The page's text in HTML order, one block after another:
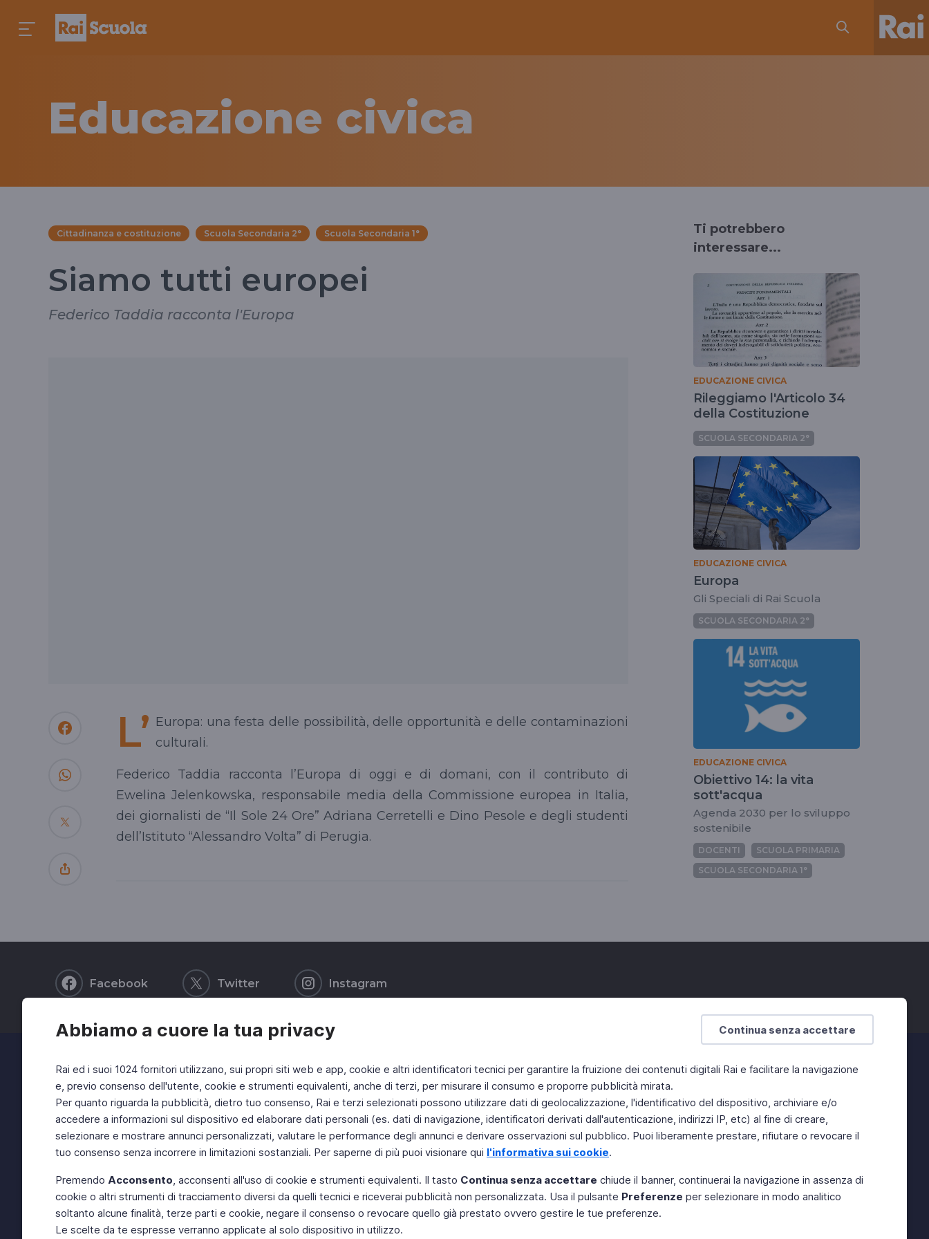
Continua senza accettare
Abbiamo a cuore la tua privacy
Rai ed i suoi 1024 fornitori utilizzano, sui propri siti web e app, cookie e altri identificatori tecnici per garantire la fruizione dei contenuti digitali Rai e facilitare la navigazione
e, previo consenso dell'utente, cookie e strumenti equivalenti, anche di terzi, per misurare il consumo e proporre pubblicità mirata.
Per quanto riguarda la pubblicità, dietro tuo consenso, Rai e terzi selezionati possono utilizzare dati di geolocalizzazione, l'identificativo del dispositivo, archiviare e/o
accedere a informazioni sul dispositivo ed elaborare dati personali (es. dati di navigazione, identificatori derivati dall'autenticazione, indirizzi IP, etc) al fine di creare,
selezionare e mostrare annunci personalizzati, valutare le performance degli annunci e derivare osservazioni sul pubblico. Puoi liberamente prestare, rifiutare o revocare il
tuo consenso senza incorrere in limitazioni sostanziali. Per saperne di più puoi visionare qui l'informativa sui cookie.
Premendo Acconsento, acconsenti all'uso di cookie e strumenti equivalenti. Il tasto Continua senza accettare chiude il banner, continuerai la navigazione in assenza di
cookie o altri strumenti di tracciamento diversi da quelli tecnici e riceverai pubblicità non personalizzata. Usa il pulsante Preferenze per selezionare in modo analitico
soltanto alcune finalità, terze parti e cookie, negare il consenso o revocare quello già prestato ovvero gestire le tue preferenze.
Le scelte da te espresse verranno applicate al solo dispositivo in utilizzo.
Educazione civica
Cittadinanza e costituzione Scuola Secondaria 2° Scuola Secondaria 1°
Siamo tutti europei
Federico Taddia racconta l'Europa
L’ Europa: una festa delle possibilità, delle opportunità e delle contaminazioni
culturali.
Federico Taddia
racconta l’Europa di oggi e di domani, con il contributo di
Ewelina Jelenkowska, responsabile media della Commissione europea in Italia,
dei giornalisti de “Il Sole 24 Ore” Adriana Cerretelli e Dino Pesole e degli studenti
dell’Istituto “Alessandro Volta” di Perugia.
Ti potrebbero
interessare...
EDUCAZIONE CIVICA
Rileggiamo l'Articolo 34
della Costituzione
SCUOLA SECONDARIA 2°
EDUCAZIONE CIVICA
Europa
Gli Speciali di Rai Scuola
SCUOLA SECONDARIA 2°
EDUCAZIONE CIVICA
Obiettivo 14: la vita
sott'acqua
Agenda 2030 per lo sviluppo
sostenibile
DOCENTI
SCUOLA PRIMARIA
SCUOLA SECONDARIA 1°
Facebook Twitter Instagram